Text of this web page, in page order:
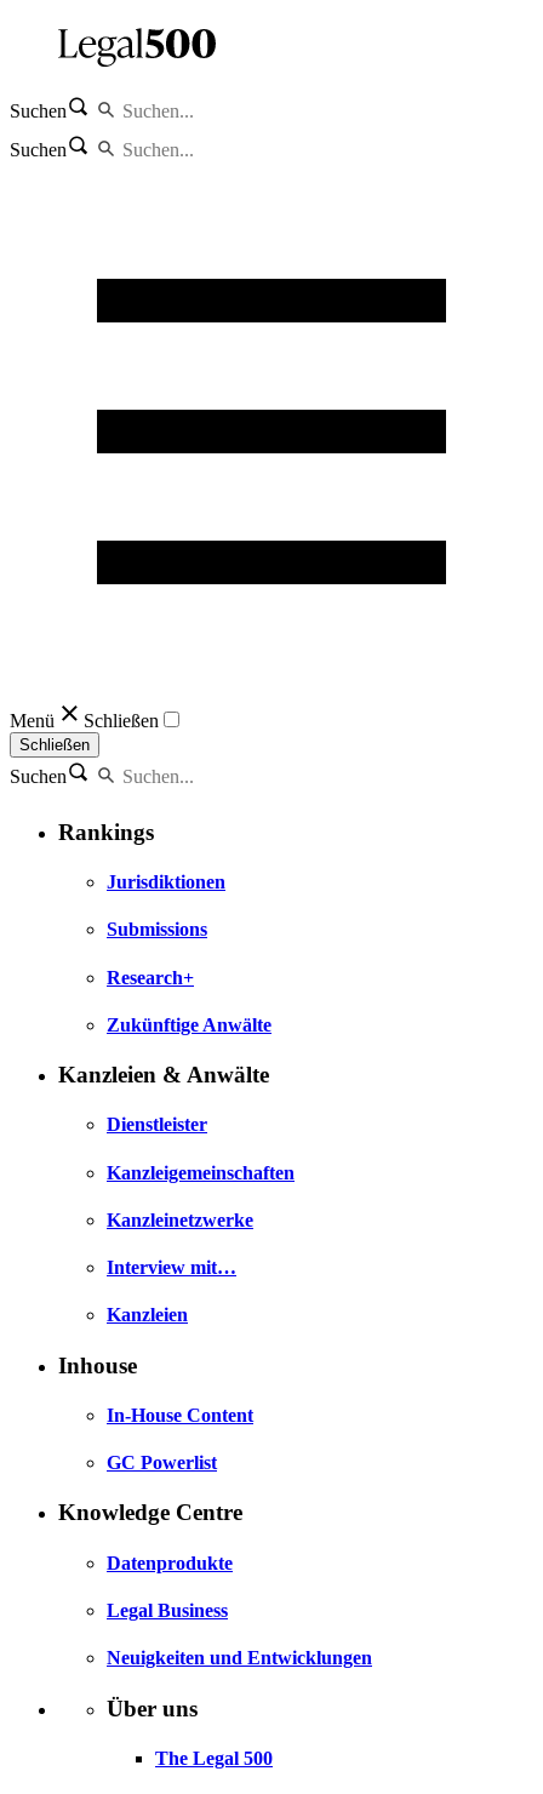
Suchen
Suchen
Menü Schließen
Schließen
Suchen
Rankings
Jurisdiktionen
Submissions
Research+
Zukünftige Anwälte
Kanzleien & Anwälte
Dienstleister
Kanzleigemeinschaften
Kanzleinetzwerke
Interview mit…
Kanzleien
Inhouse
In-House Content
GC Powerlist
Knowledge Centre
Datenprodukte
Legal Business
Neuigkeiten und Entwicklungen
Über uns
The Legal 500